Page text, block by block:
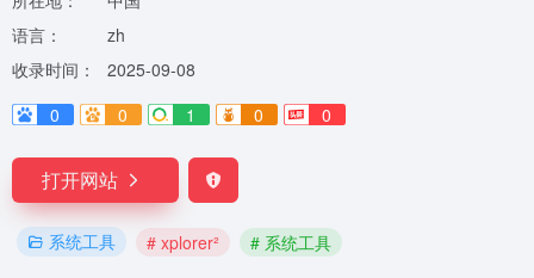
语言：
zh
收录时间：
2025-09-08
0
0 1 0 0
打开网站
系统工具 # xplorer² # 系统工具